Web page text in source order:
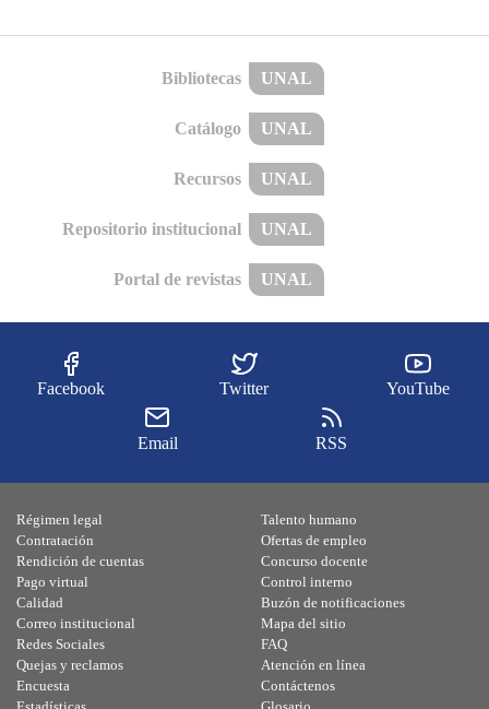
Bibliotecas UNAL
Catálogo UNAL
Recursos UNAL
Repositorio institucional UNAL
Portal de revistas UNAL
Facebook Twitter YouTube
Email RSS
Régimen legal
Contratación
Rendición de cuentas
Pago virtual
Calidad
Talento humano
Ofertas de empleo
Concurso docente
Control interno
Buzón de notificaciones
Correo institucional
Redes Sociales
Quejas y reclamos
Encuesta
Mapa del sitio
FAQ
Atención en línea
Contáctenos